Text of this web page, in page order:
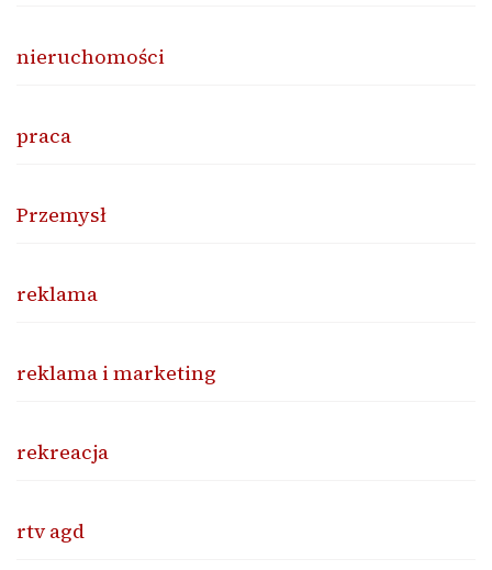
nieruchomości
praca
Przemysł
reklama
reklama i marketing
rekreacja
rtv agd